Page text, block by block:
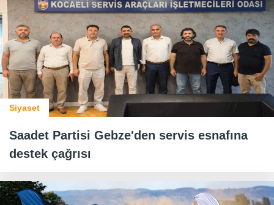
Siyaset
Saadet Partisi Gebze'den servis esnafına
destek çağrısı